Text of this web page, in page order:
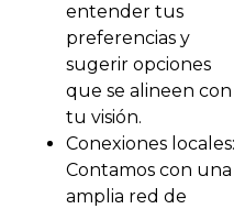
entender tus
preferencias y
sugerir opciones
que se alineen con
tu visión.
Conexiones locales:
Contamos con una
amplia red de